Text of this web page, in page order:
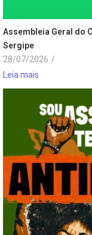
Assembleia Geral do
Sergipe
28/07/2026 /
Leia mais